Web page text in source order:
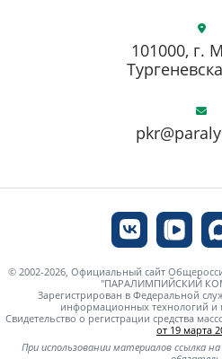
101000, г.
© 2002-2026, Официальный сайт
"ПАРАЛИМПИЙСКИЙ
Зарегистрирован в Федеральной
информационных технологий и
Свидетельство о регистрации средства
от 19 марта
При использовании материалов ссылка